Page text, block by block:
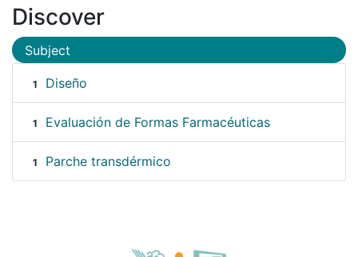
Discover
Subject
1 Diseño
1 Evaluación de Formas Farmacéuticas
1 Parche transdérmico